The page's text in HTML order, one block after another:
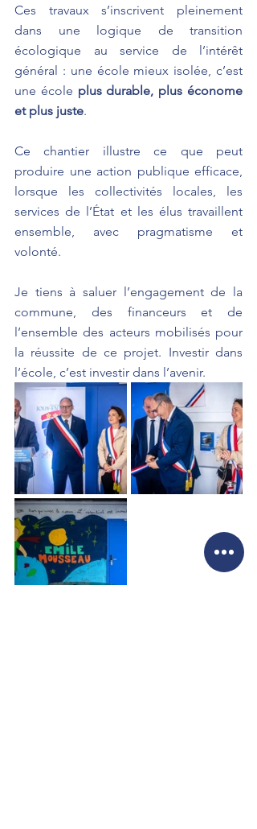
Ces travaux s’inscrivent pleinement
dans une logique de transition
écologique au service de l’intérêt
général : une école mieux isolée, c’est
une école plus durable, plus économe
et plus juste.
Ce chantier illustre ce que peut
produire une action publique efficace,
lorsque les collectivités locales, les
services de l’État et les élus travaillent
ensemble, avec pragmatisme et
volonté.
Je tiens à saluer l’engagement de la
commune, des financeurs et de
l’ensemble des acteurs mobilisés pour
la réussite de ce projet. Investir dans
l’école, c’est investir dans l’avenir.